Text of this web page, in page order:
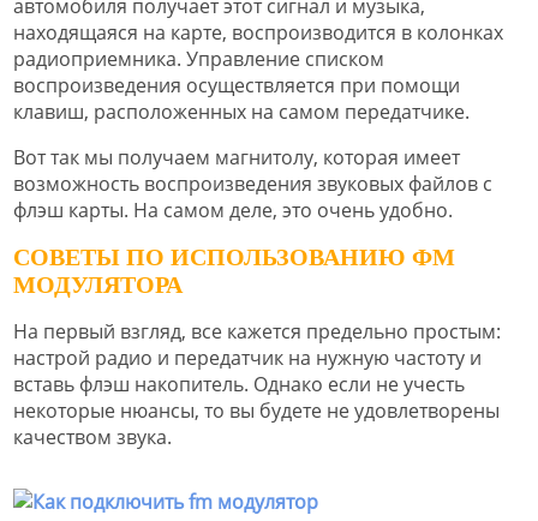
автомобиля получает этот сигнал и музыка,
находящаяся на карте, воспроизводится в колонках
радиоприемника. Управление списком
воспроизведения осуществляется при помощи
клавиш, расположенных на самом передатчике.
Вот так мы получаем магнитолу, которая имеет
возможность воспроизведения звуковых файлов с
флэш карты. На самом деле, это очень удобно.
СОВЕТЫ ПО ИСПОЛЬЗОВАНИЮ ФМ
МОДУЛЯТОРА
На первый взгляд, все кажется предельно простым:
настрой радио и передатчик на нужную частоту и
вставь флэш накопитель. Однако если не учесть
некоторые нюансы, то вы будете не удовлетворены
качеством звука.